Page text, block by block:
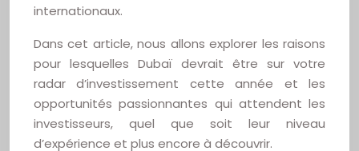
internationaux.
Dans cet article, nous allons explorer les raisons
pour lesquelles Dubaï devrait être sur votre
radar d’investissement cette année et les
opportunités passionnantes qui attendent les
investisseurs, quel que soit leur niveau
d’expérience et plus encore à découvrir.